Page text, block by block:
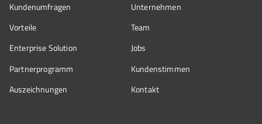
Kundenumfragen
Vorteile
Enterprise Solution
Partnerprogramm
Auszeichnungen
Unternehmen
Team
Jobs
Kundenstimmen
Kontakt